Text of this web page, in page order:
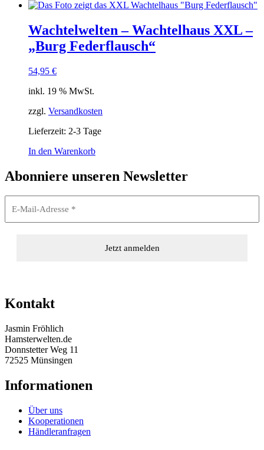
Wachtelwelten – Wachtelhaus XXL –
„Burg Federflausch“
54,95 €
inkl. 19 % MwSt.
zzgl. Versandkosten
Lieferzeit: 2-3 Tage
In den Warenkorb
Abonniere unseren Newsletter
Kontakt
Jasmin Fröhlich
Hamsterwelten.de
Donnstetter Weg 11
72525 Münsingen
Informationen
Über uns
Kooperationen
Händleranfragen